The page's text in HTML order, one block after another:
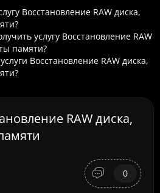
Восстановление RAW диска,
услугу Восстановление RAW
памяти?
Восстановление RAW диска,
RAW диска,
0